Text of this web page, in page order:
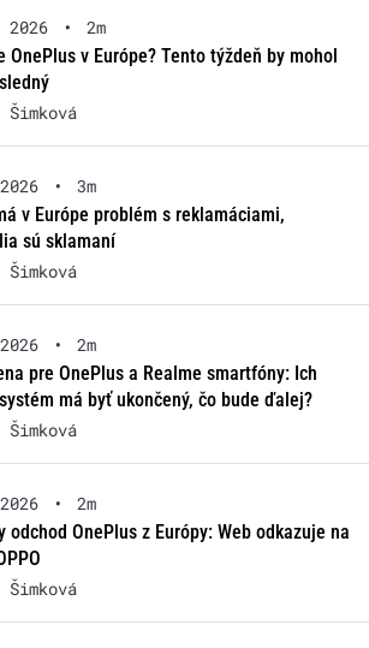
•
2m
OnePlus v Európe? Tento týždeň by mohol
•
3m
v Európe problém s reklamáciami,
sú sklamaní
•
2m
pre OnePlus a Realme smartfóny: Ich
má byť ukončený, čo bude ďalej?
•
2m
odchod OnePlus z Európy: Web odkazuje na